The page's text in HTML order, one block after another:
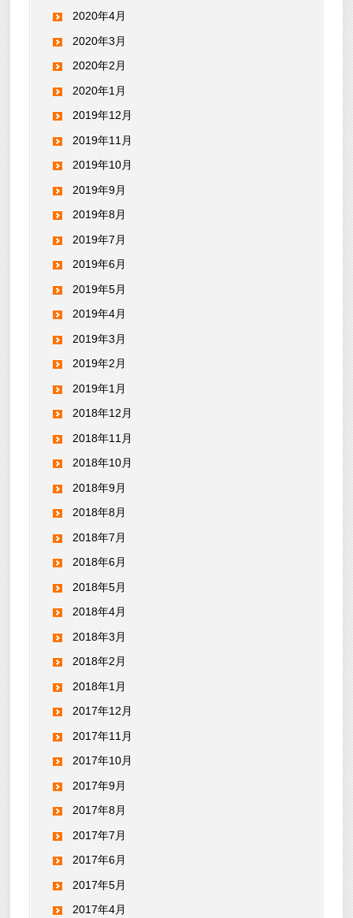
2020年4月
2020年3月
2020年2月
2020年1月
2019年12月
2019年11月
2019年10月
2019年9月
2019年8月
2019年7月
2019年6月
2019年5月
2019年4月
2019年3月
2019年2月
2019年1月
2018年12月
2018年11月
2018年10月
2018年9月
2018年8月
2018年7月
2018年6月
2018年5月
2018年4月
2018年3月
2018年2月
2018年1月
2017年12月
2017年11月
2017年10月
2017年9月
2017年8月
2017年7月
2017年6月
2017年5月
2017年4月